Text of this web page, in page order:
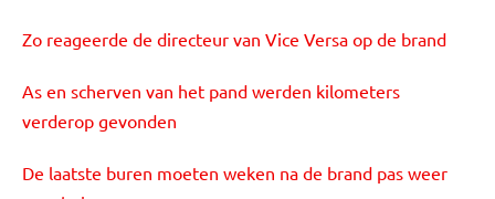
Zo reageerde de directeur van Vice Versa op de brand
As en scherven van het pand werden kilometers
verderop gevonden
De laatste buren moeten weken na de brand pas weer